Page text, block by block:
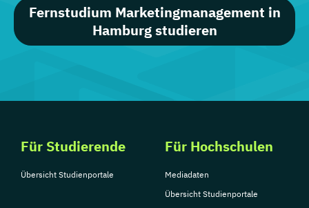
Fernstudium Marketingmanagement in
Hamburg studieren
Für Studierende
Übersicht Studienportale
Für Hochschulen
Mediadaten
Übersicht Studienportale